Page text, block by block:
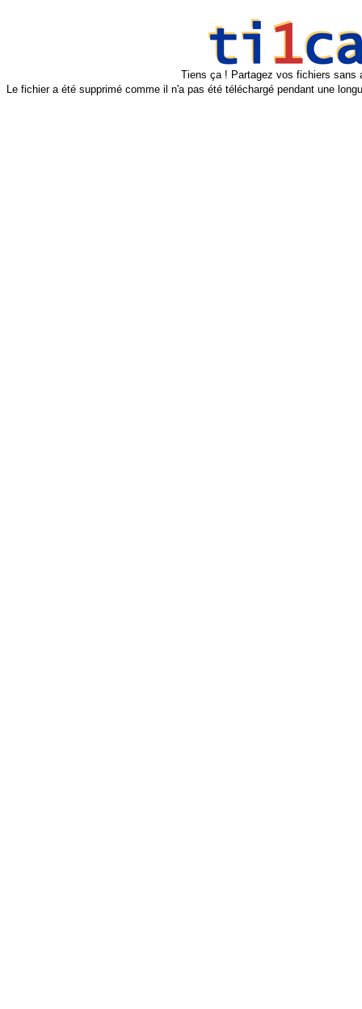
Tiens ça ! Partagez vos fichiers sans
Le fichier a été supprimé comme il n'a pas été téléchargé pendant une